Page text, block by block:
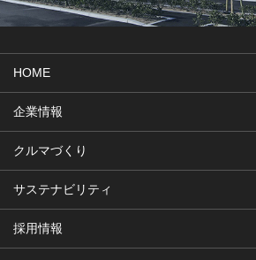
HOME
企業情報
クルマづくり
サステナビリティ
採用情報